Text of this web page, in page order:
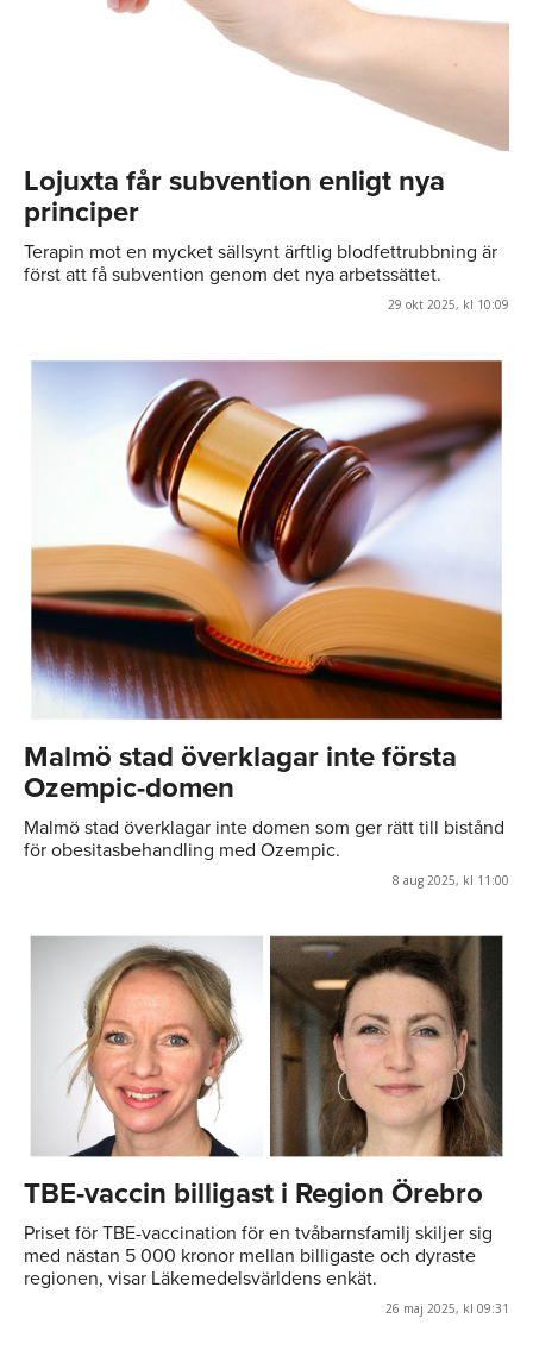
Lojuxta får subvention enligt nya
principer
Terapin mot en mycket sällsynt ärftlig blodfettrubbning är
först att få subvention genom det nya arbetssättet.
29 okt 2025, kl 10:09
Malmö stad överklagar inte första
Ozempic-domen
Malmö stad överklagar inte domen som ger rätt till bistånd
för obesitasbehandling med Ozempic.
8 aug 2025, kl 11:00
TBE-vaccin billigast i Region Örebro
Priset för TBE-vaccination för en tvåbarnsfamilj skiljer sig
med nästan 5 000 kronor mellan billigaste och dyraste
regionen, visar Läkemedelsvärldens enkät.
26 maj 2025, kl 09:31